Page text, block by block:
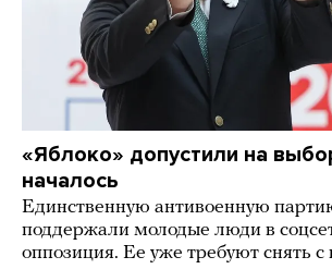
«Яблоко» допустили на
началось
Единственную антивоенную
поддержали молодые люди в
оппозиция. Ее уже требуют снять с